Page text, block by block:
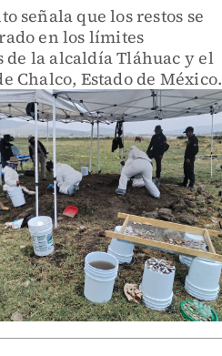
señala que los restos se
en los límites
la alcaldía Tláhuac y el
Chalco, Estado de México.